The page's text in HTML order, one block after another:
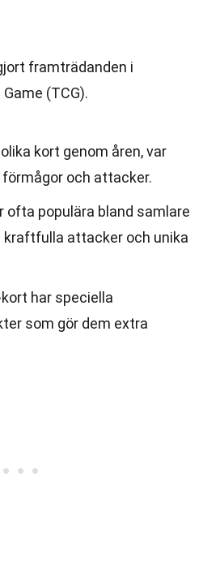
framträdanden i
(TCG).
kort genom åren, var
och attacker.
ofta populära bland samlare
kraftfulla attacker och unika
har speciella
som gör dem extra